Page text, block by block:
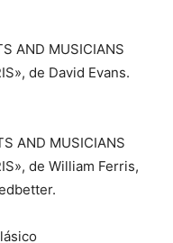
AND MUSICIANS
de David Evans.
AND MUSICIANS
de William Ferris,